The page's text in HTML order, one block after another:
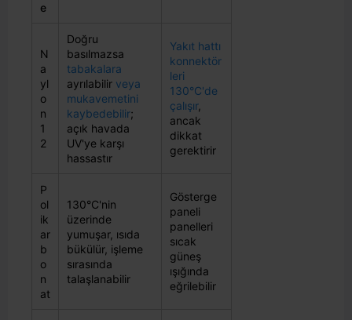
e
N
a
yl
o
n
1
2
Doğru
basılmazsa
tabakalara
ayrılabilir veya
mukavemetini
kaybedebilir;
açık havada
UV'ye karşı
hassastır
Yakıt hattı
konnektör
leri
130°C'de
çalışır,
ancak
dikkat
gerektirir
P
ol
ik
ar
b
o
n
at
130°C'nin
üzerinde
yumuşar, ısıda
bükülür, işleme
sırasında
talaşlanabilir
Gösterge
paneli
panelleri
sıcak
güneş
ışığında
eğrilebilir